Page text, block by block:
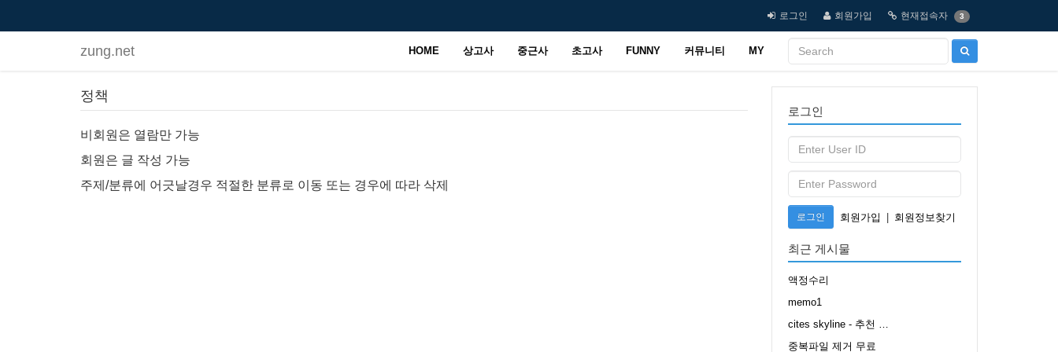
로그인 회원가입 현재접속자 3
zung.net HOME 상고사 중근사 초고사 FUNNY 커뮤니티 MY
정책
비회원은 열람만 가능
회원은 글 작성 가능
주제/분류에 어긋날경우 적절한 분류로 이동 또는 경우에 따라 삭제
로그인
로그인 회원가입 회원정보찾기
최근 게시물
액정수리
memo1
cites skyline - 추천 …
중복파일 제거 무료